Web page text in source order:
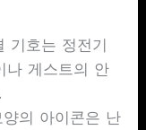
기호는 정전기
나 게스트의 안
의 아이콘은 난